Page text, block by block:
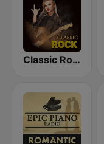
Classic Rock Station